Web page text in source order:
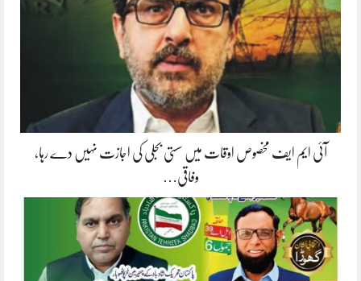
آئی ایم ایف مخصوص اوقات میں سستی بجلی کی اجازت نہیں دے رہا،
وفاقی…